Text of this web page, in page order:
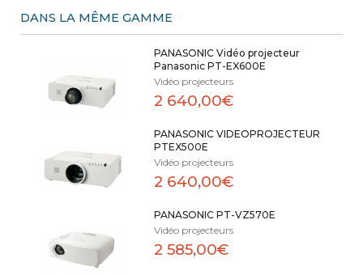
DANS LA MÊME GAMME
PANASONIC Vidéo projecteur
Panasonic PT-EX600E
Vidéo projecteurs
2 640,00€
PANASONIC VIDEOPROJECTEUR
PTEX500E
Vidéo projecteurs
2 640,00€
PANASONIC PT-VZ570E
Vidéo projecteurs
2 585,00€